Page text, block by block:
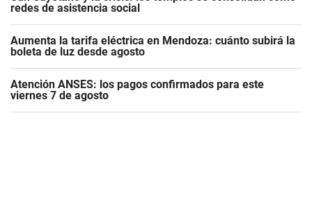
redes de asistencia social
Aumenta la tarifa eléctrica en Mendoza: cuánto subirá la
boleta de luz desde agosto
Atención ANSES: los pagos confirmados para este
viernes 7 de agosto